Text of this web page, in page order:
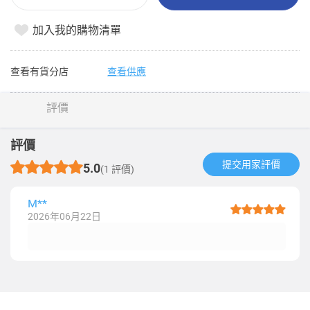
加入我的購物清單
查看有貨分店 查看供應
評價
評價
5.0(1 評價) 提交用家評價​
M**
2026年06月22日